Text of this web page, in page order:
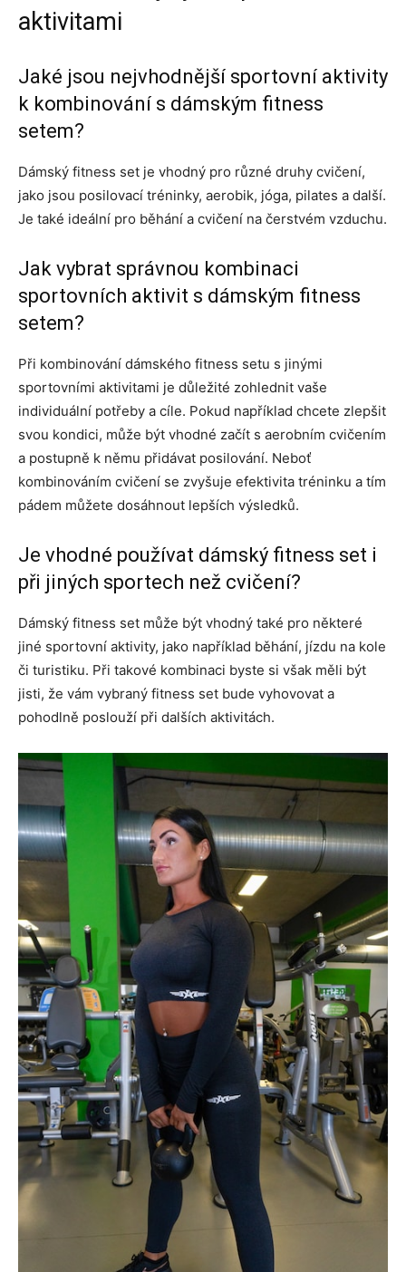
aktivitami
Jaké jsou nejvhodnější sportovní aktivity
k kombinování s dámským fitness
setem?
Dámský fitness set je vhodný pro různé druhy cvičení,
jako jsou posilovací tréninky, aerobik, jóga, pilates a další.
Je také ideální pro běhání a cvičení na čerstvém vzduchu.
Jak vybrat správnou kombinaci
sportovních aktivit s dámským fitness
setem?
Při kombinování dámského fitness setu s jinými
sportovními aktivitami je důležité zohlednit vaše
individuální potřeby a cíle. Pokud například chcete zlepšit
svou kondici, může být vhodné začít s aerobním cvičením
a postupně k němu přidávat posilování. Neboť
kombinováním cvičení se zvyšuje efektivita tréninku a tím
pádem můžete dosáhnout lepších výsledků.
Je vhodné používat dámský fitness set i
při jiných sportech než cvičení?
Dámský fitness set může být vhodný také pro některé
jiné sportovní aktivity, jako například běhání, jízdu na kole
či turistiku. Při takové kombinaci byste si však měli být
jisti, že vám vybraný fitness set bude vyhovovat a
pohodlně poslouží při dalších aktivitách.